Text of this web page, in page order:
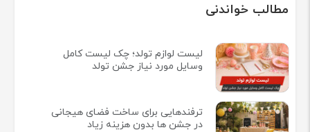
مطالب خواندنی
لیست لوازم تولد؛ چک لیست کامل
وسایل مورد نیاز جشن تولد
ترفندهایی برای ساخت فضای هیجانی
در جشن ها بدون هزینه زیاد